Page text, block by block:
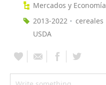
Mercados y Economía
2013-2022
cereales
USDA